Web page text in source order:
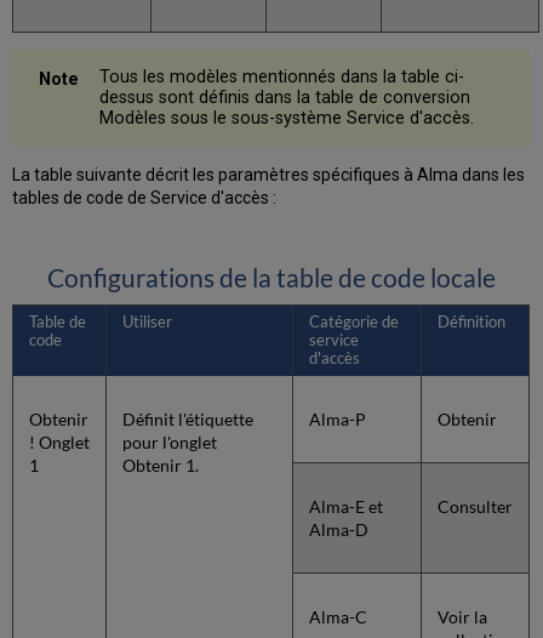
Tous les modèles mentionnés dans la table ci-
dessus sont définis dans la table de conversion
Modèles sous le sous-système Service d'accès.
La table suivante décrit les paramètres spécifiques à Alma dans les
tables de code de Service d'accès :
Configurations de la table de code locale
Table de
code
Utiliser
Catégorie de
service
d'accès
Définition
Obtenir
! Onglet
1
Définit l'étiquette
pour l'onglet
Obtenir 1.
Alma-P Obtenir
Alma-E et
Alma-D
Consulter
Alma-C
Voir la